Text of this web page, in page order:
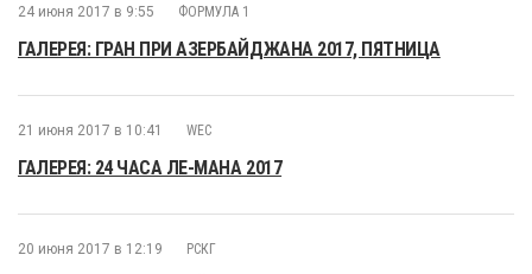
24 июня 2017 в 9:55 ФОРМУЛА 1
ГАЛЕРЕЯ: ГРАН ПРИ АЗЕРБАЙДЖАНА 2017, ПЯТНИЦА
21 июня 2017 в 10:41 WEC
ГАЛЕРЕЯ: 24 ЧАСА ЛЕ-МАНА 2017
20 июня 2017 в 12:19 РСКГ